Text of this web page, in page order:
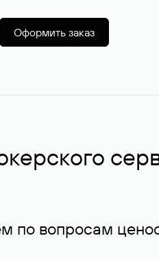
Оформить заказ
по вопросам